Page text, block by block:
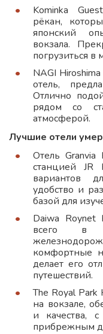
Kominka
рёкан,
японский
вокзала.
погрузиться в
NAGI
отель,
Отлично
рядом со
атмосферой.
Лучшие отели
Отель
станцией JR
вариантов
удобство и
базой для
Daiwa Roynet
всего в
комфортные
делает его
путешествий.
The Royal Park
на вокзале,
и качества,
прибрежным